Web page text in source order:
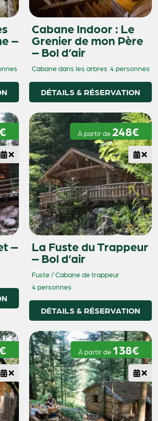
–
Cabane Indoor : Le
Grenier de mon Père
– Bol d’air
Cabane dans les arbres 4 personnes
DÉTAILS & RÉSERVATION
–
À partir de 248€
La Fuste du Trappeur
– Bol d’air
Fuste / Cabane de trappeur
4 personnes
DÉTAILS & RÉSERVATION
À partir de 138€